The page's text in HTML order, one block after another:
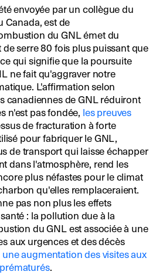
envoyée par un collègue du
Canada, est de
du GNL émet du
serre 80 fois plus puissant que
qui signifie que la poursuite
ne fait qu'aggraver notre
L'affirmation selon
canadiennes de GNL réduiront
n'est pas fondée, les preuves
de fracturation à forte
pour fabriquer le GNL,
de transport qui laisse échapper
dans l'atmosphère, rend les
plus néfastes pour le climat
qu'elles remplaceraient.
pas non plus les effets
: la pollution due à la
du GNL est associée à une
aux urgences et des décès
augmentation des visites aux
.